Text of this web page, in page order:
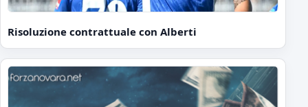
Risoluzione contrattuale con Alberti